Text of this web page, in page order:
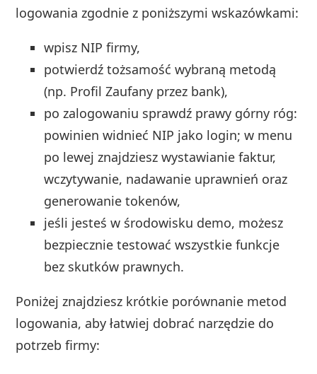
logowania zgodnie z poniższymi wskazówkami:
wpisz NIP firmy,
potwierdź tożsamość wybraną metodą
(np. Profil Zaufany przez bank),
po zalogowaniu sprawdź prawy górny róg:
powinien widnieć NIP jako login; w menu
po lewej znajdziesz wystawianie faktur,
wczytywanie, nadawanie uprawnień oraz
generowanie tokenów,
jeśli jesteś w środowisku demo, możesz
bezpiecznie testować wszystkie funkcje
bez skutków prawnych.
Poniżej znajdziesz krótkie porównanie metod
logowania, aby łatwiej dobrać narzędzie do
potrzeb firmy: